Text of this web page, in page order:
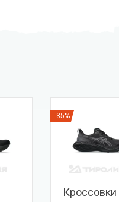
-35%
Кроссовки